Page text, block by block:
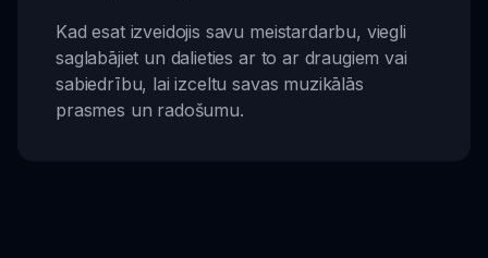
Kad esat izveidojis savu meistardarbu, viegli
saglabājiet un dalieties ar to ar draugiem vai
sabiedrību, lai izceltu savas muzikālās
prasmes un radošumu.